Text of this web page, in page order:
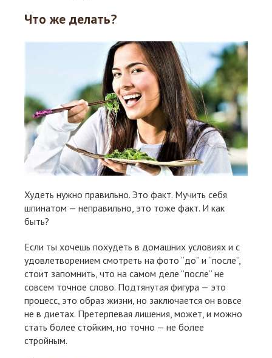
Что же делать?
Худеть нужно правильно. Это факт. Мучить себя
шпинатом — неправильно, это тоже факт. И как
быть?
Если ты хочешь похудеть в домашних условиях и с
удовлетворением смотреть на фото “до” и “после”,
стоит запомнить, что на самом деле “после” не
совсем точное слово. Подтянутая фигура — это
процесс, это образ жизни, но заключается он вовсе
не в диетах. Претерпевая лишения, может, и можно
стать более стойким, но точно — не более
стройным.